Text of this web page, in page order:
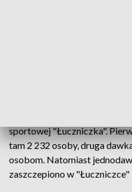
sportowej "Łuczniczka".
tam 2 232 osoby, druga
osobom. Natomiast
zaszczepiono w "Łuczniczce"